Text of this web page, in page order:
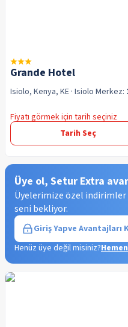
Grande Hotel
Isiolo, Kenya, KE · Isiolo Merkez:
Fiyatı görmek için tarih seçiniz
Tarih Seç
Üye ol, Setur Extra
Üyelerimize özel indirimler
seni bekliyor.
Giriş Yapve Avantajları
Henüz üye değil misiniz?